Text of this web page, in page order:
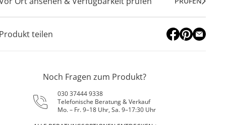
teilen
Noch Fragen zum Produkt?
030 37444 9338
Telefonische Beratung & Verkauf
Mo. – Fr. 9–18 Uhr, Sa. 9–17:30 Uhr